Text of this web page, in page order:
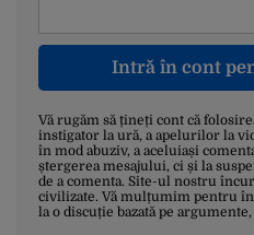
Intră în cont
Vă rugăm să țineți cont că
instigator la ură, a apelurilor la
în mod abuziv, a aceluiași
ștergerea mesajului, ci și la
de a comenta. Site-ul nostru
civilizate. Vă mulțumim pentru
la o discuție bazată pe